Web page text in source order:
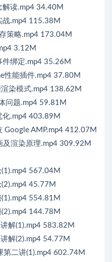
读.mp4 34.40M
战.mp4 115.38M
策略.mp4 173.04M
3.12M
绑定.mp4 35.26M
性能插件.mp4 37.80M
染模式.mp4 138.62M
问题.mp4 59.81M
化.mp4 403.89M
Google AMP.mp4 412.07M
渲染原理.mp4 309.92M
567.04M
45.77M
554.81M
144.78M
解(1).mp4 583.82M
解(2).mp4 54.77M
第二讲(1).mp4 602.74M